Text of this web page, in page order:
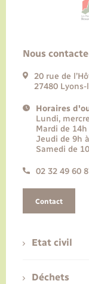
Nous
20 rue de
27480
Horaires
Lundi,
Mardi de
Jeudi de 9h
Samedi de
02 32 49 60
Contact
Etat civil
Déchets